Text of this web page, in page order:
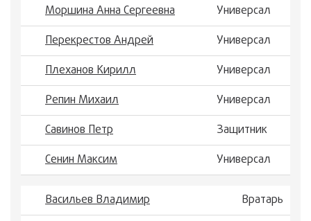
Моршина Анна Сергеевна
Универсал
Перекрестов Андрей
Универсал
Плеханов Кирилл
Универсал
Репин Михаил
Универсал
Савинов Петр
Защитник
Сенин Максим
Универсал
Васильев Владимир
Вратарь